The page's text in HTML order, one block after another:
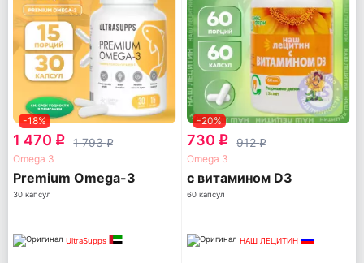
-18%
1 470 q 1 793q
Omega 3
Premium Omega-3
30 капсул
UltraSupps
-20%
730 q 912q
Omega 3
с витамином D3
60 капсул
НАШ ЛЕЦИТИН